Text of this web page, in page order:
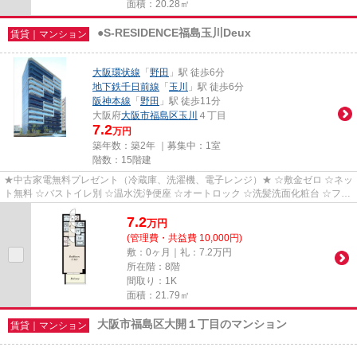
面積：20.28㎡
賃貸｜マンション ●S-RESIDENCE福島玉川Deux
大阪環状線 「 野田 」駅 徒歩6分
地下鉄千日前線 「 玉川
」駅 徒歩6分
阪神本線 「 野田 」駅 徒歩11分
大阪府大阪市福島区玉川 ４丁目
7.2万円
築年数：築2年 ｜募集中： 1室
階数：15階建
★中古家電無料プレゼント（冷蔵庫、洗濯機、電子レンジ）★ ☆敷金ゼロ ☆ネッ
ト無料 ☆バストイレ別 ☆温水洗浄便座 ☆オートロック ☆洗髪洗面化粧台 ☆フロ
ーリング ☆エアコン ☆室内洗濯機...
7.2万円
(管理費・共益費 10,000円)
敷：0ヶ月｜礼：7.2万円
所在階：8階
間取り：1K
面積：21.79㎡
賃貸｜マンション 大阪市福島区大開１丁目のマンション